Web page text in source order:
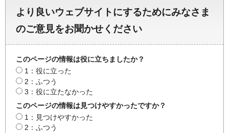
より良いウェブサイトにするためにみなさま
のご意見をお聞かせください
このページの情報は役に立ちましたか？
1：役に立った
2：ふつう
3：役に立たなかった
このページの情報は見つけやすかったですか？
1：見つけやすかった
2：ふつう